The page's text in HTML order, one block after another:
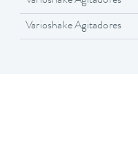
Varioshake Agitadores